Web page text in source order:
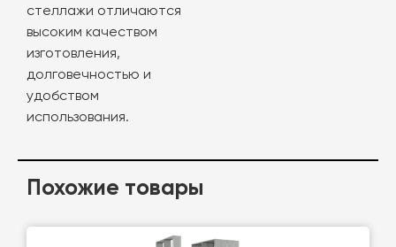
стеллажи отличаются
высоким качеством
изготовления,
долговечностью и
удобством
использования.
Похожие товары